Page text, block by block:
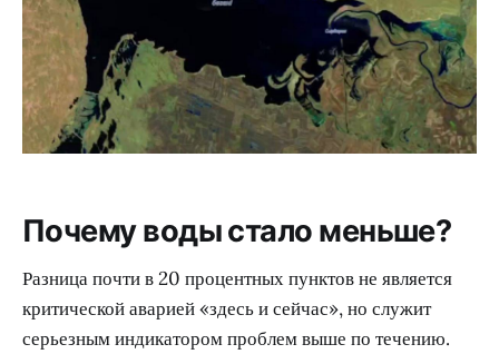
Почему воды стало меньше?
Разница почти в 20 процентных пунктов не является
критической аварией «здесь и сейчас», но служит
серьезным индикатором проблем выше по течению.